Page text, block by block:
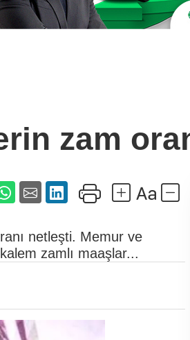
zam
netleşti. Memur ve
zamlı maaşlar...